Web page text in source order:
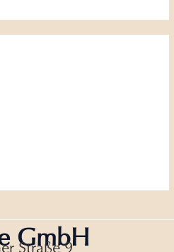
GmbH
Straße 9